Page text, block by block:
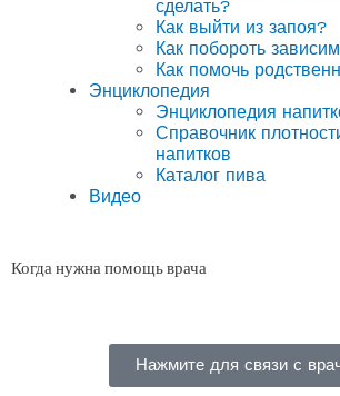
сделать?
Как выйти из запоя?
Как побороть
Как помочь
Энциклопедия
Энциклопедия
Справочник
напитков
Каталог пива
Видео
Когда нужна помощь врача
Нажмите для связи с